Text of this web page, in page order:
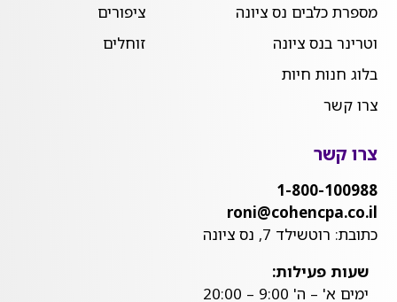
מספרת כלבים נס ציונה
וטרינר בנס ציונה
בלוג חנות חיות
צרו קשר
ציפורים
זוחלים
צרו קשר
1-800-100988
roni@cohencpa.co.il
כתובת: רוטשילד 7, נס ציונה
שעות פעילות:
ימים א' – ה' 9:00 – 20:00